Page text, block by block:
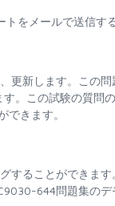
をメールで送信す
更新します。この問
。この試験の質問
きます。
することができます
644問題集のデ